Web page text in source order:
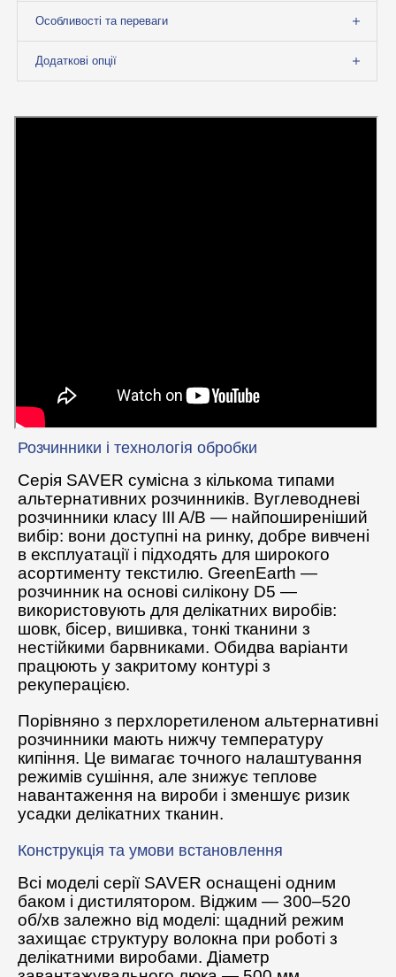
Особливості та переваги
Додаткові опції
Розчинники і технологія обробки
Серія SAVER сумісна з кількома типами
альтернативних розчинників. Вуглеводневі
розчинники класу III A/B — найпоширеніший
вибір: вони доступні на ринку, добре вивчені
в експлуатації і підходять для широкого
асортименту текстилю. GreenEarth —
розчинник на основі силікону D5 —
використовують для делікатних виробів:
шовк, бісер, вишивка, тонкі тканини з
нестійкими барвниками. Обидва варіанти
працюють у закритому контурі з
рекуперацією.
Порівняно з перхлоретиленом альтернативні
розчинники мають нижчу температуру
кипіння. Це вимагає точного налаштування
режимів сушіння, але знижує теплове
навантаження на вироби і зменшує ризик
усадки делікатних тканин.
Конструкція та умови встановлення
Всі моделі серії SAVER оснащені одним
баком і дистилятором. Віджим — 300–520
об/хв залежно від моделі: щадний режим
захищає структуру волокна при роботі з
делікатними виробами. Діаметр